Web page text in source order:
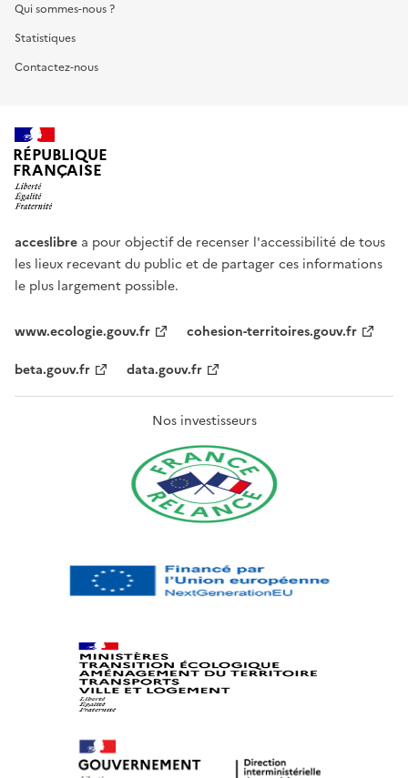
Qui sommes-nous ?
Statistiques
Contactez-nous
RÉPUBLIQUE
FRANÇAISE
acceslibre a pour objectif de recenser l'accessibilité de tous
les lieux recevant du public et de partager ces informations
le plus largement possible.
www.ecologie.gouv.fr
cohesion-territoires.gouv.fr
beta.gouv.fr
data.gouv.fr
Nos investisseurs